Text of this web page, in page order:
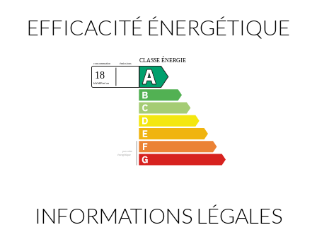
EFFICACITÉ ÉNERGÉTIQUE
INFORMATIONS LÉGALES